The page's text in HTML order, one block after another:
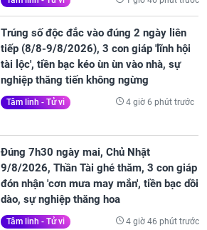
Trúng số độc đắc vào đúng 2 ngày liên
tiếp (8/8-9/8/2026), 3 con giáp 'lĩnh hội
tài lộc', tiền bạc kéo ùn ùn vào nhà, sự
nghiệp thăng tiến không ngừng
Tâm linh - Tử vi 4 giờ 6 phút trước
Đúng 7h30 ngày mai, Chủ Nhật
9/8/2026, Thần Tài ghé thăm, 3 con giáp
đón nhận 'cơn mưa may mắn', tiền bạc dồi
dào, sự nghiệp thăng hoa
Tâm linh - Tử vi 4 giờ 46 phút trước